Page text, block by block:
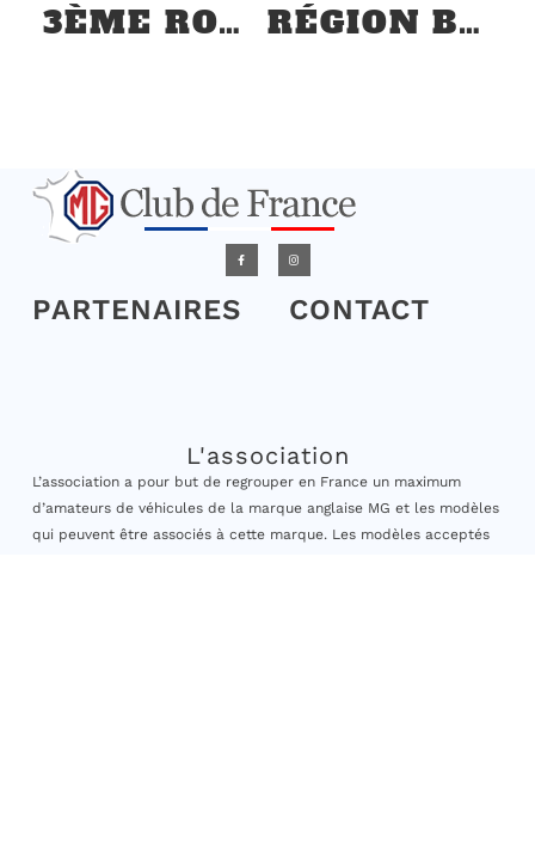
3ÈME ROADSTER BUGEY – 26 MAI 2018 RÉGION BOURGOGNE – RALLYE DES VENDANGES 3 ET 4 JUILLET 2021
PARTENAIRES CONTACT
L'association
L’association a pour but de regrouper en France un maximum
d’amateurs de véhicules de la marque anglaise MG et les modèles
qui peuvent être associés à cette marque. Les modèles acceptés